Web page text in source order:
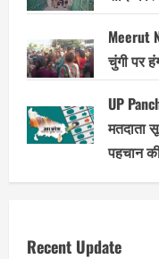
Meerut
चुंगी पर
UP
मतदाता
पहचान
Recent Update